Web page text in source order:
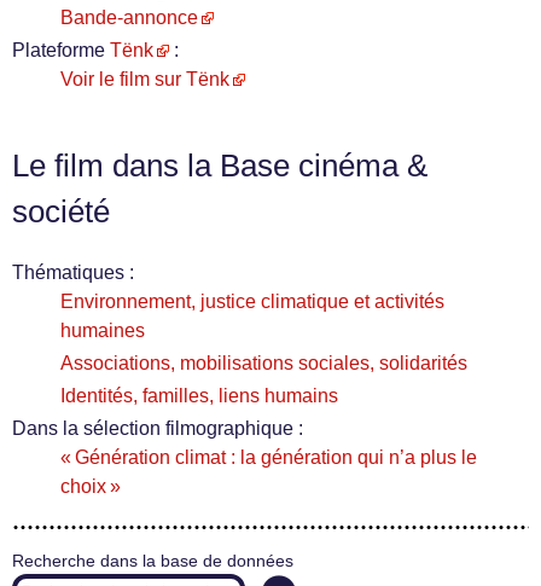
Bande-annonce
Plateforme Tënk
:
Voir le film sur Tënk
Le film dans la Base cinéma &
société
Thématiques :
Environnement, justice climatique et activités
humaines
Associations, mobilisations sociales, solidarités
Identités, familles, liens humains
Dans la sélection filmographique :
« Génération climat : la génération qui n’a plus le
choix »
Recherche dans la base de données